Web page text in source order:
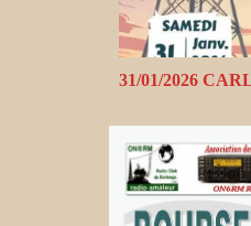
31/01/2026